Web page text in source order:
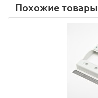
Похожие товары